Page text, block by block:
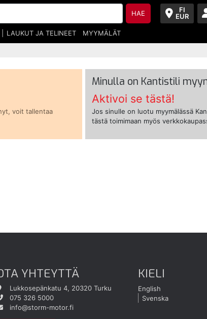
FI
EUR
HAE
LAUKUT JA TELINEET MYYMÄLÄT
voit tallentaa
Minulla on Kantistili
Aktivoi se tästä!
Jos sinulle on luotu myymälässä
tästä toimimaan myös
YHTEYTTÄ
Lukkosepänkatu 4, 20320 Turku
075 326 5000
info@storm-motor.fi
KIELI
English
Svenska